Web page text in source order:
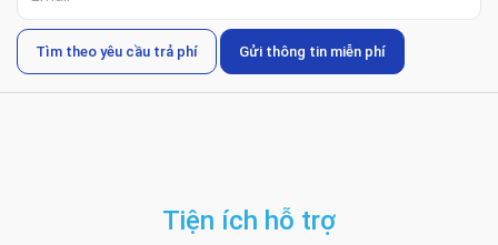
Tìm theo yêu cầu trả phí Gửi thông tin miễn phí
Tiện ích hỗ trợ